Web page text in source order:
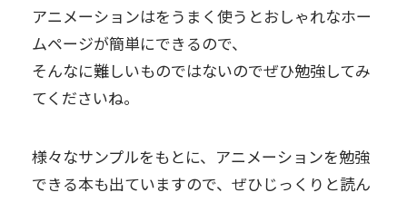
アニメーションはをうまく使うとおしゃれなホー
ムページが簡単にできるので、
そんなに難しいものではないのでぜひ勉強してみ
てくださいね。
様々なサンプルをもとに、アニメーションを勉強
できる本も出ていますので、ぜひじっくりと読ん